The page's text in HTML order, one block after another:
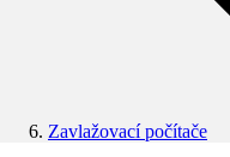
Zavlažovací počítače